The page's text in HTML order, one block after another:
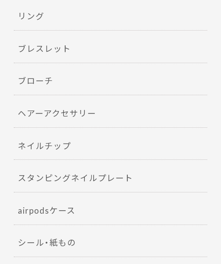
リング
ブレスレット
ブローチ
ヘアーアクセサリー
ネイルチップ
スタンピングネイルプレート
airpodsケース
シール・紙もの